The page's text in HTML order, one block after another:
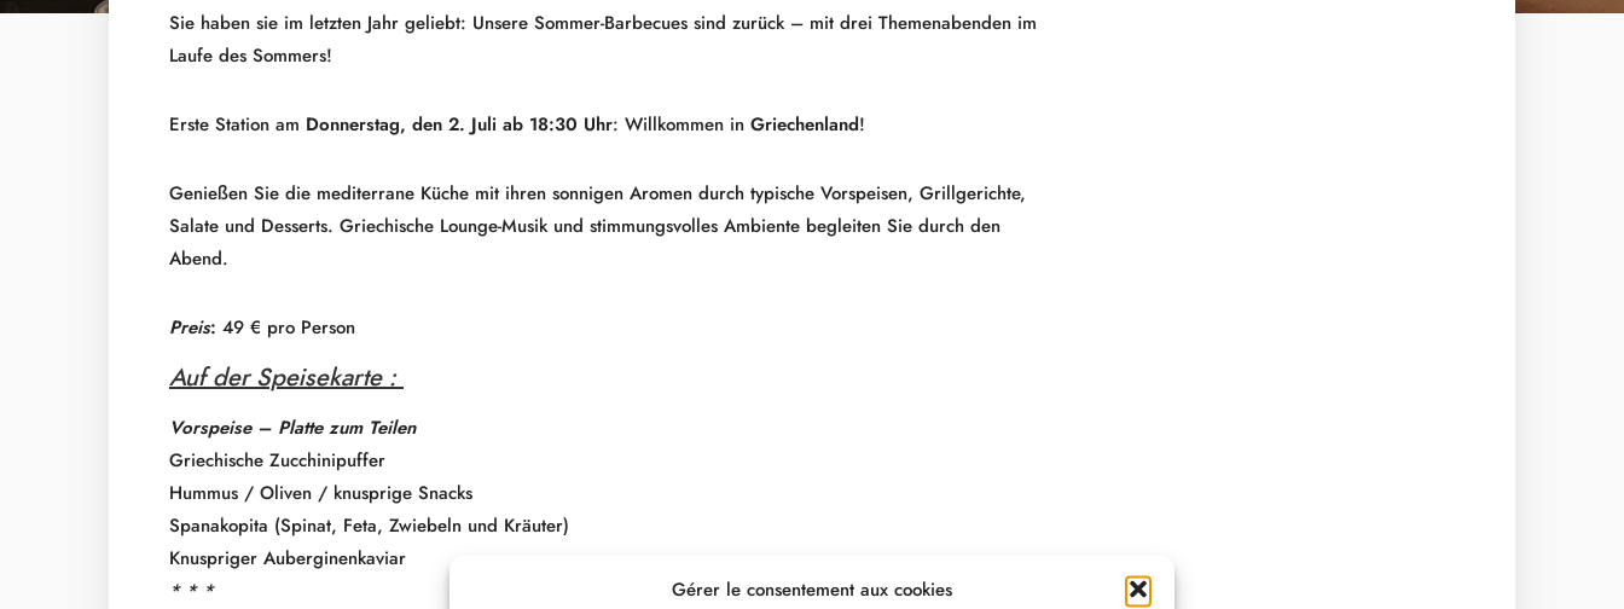
Gérer le consentement aux cookies
Sie haben sie im letzten Jahr geliebt: Unsere Sommer-Barbecues sind zurück – mit drei Themenabenden im
Laufe des Sommers!
Erste Station am Donnerstag, den 2. Juli ab 18:30 Uhr: Willkommen in Griechenland!
Genießen Sie die mediterrane Küche mit ihren sonnigen Aromen durch typische Vorspeisen, Grillgerichte,
Salate und Desserts. Griechische Lounge-Musik und stimmungsvolles Ambiente begleiten Sie durch den
Abend.
Preis: 49 € pro Person
Auf der Speisekarte :
Vorspeise – Platte zum Teilen
Griechische Zucchinipuffer
Hummus / Oliven / knusprige Snacks
Spanakopita (Spinat, Feta, Zwiebeln und Kräuter)
Knuspriger Auberginenkaviar
* * *